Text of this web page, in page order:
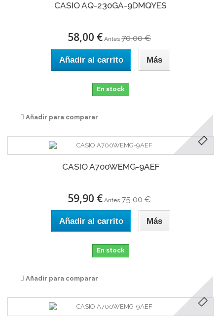
CASIO AQ-230GA-9DMQYES
58,00 € Antes 70,00 €
Añadir al carrito Más
En stock
Añadir para comparar
CASIO A700WEMG-9AEF
59,90 € Antes 75,00 €
Añadir al carrito Más
En stock
Añadir para comparar